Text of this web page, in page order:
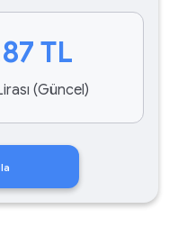
TL
(Güncel)